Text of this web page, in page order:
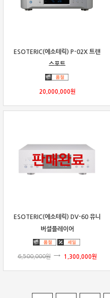
ESOTERIC(에소테릭) P-02X 트랜
스포트
20,000,000원
ESOTERIC(에소테릭) DV-60 유니
버셜플레이어
6,500,000원 1,300,000원